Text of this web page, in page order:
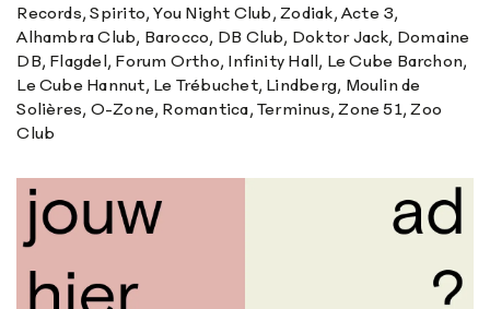
Records, Spirito, You Night Club, Zodiak, Acte 3,
Alhambra Club, Barocco, DB Club, Doktor Jack, Domaine
DB, Flagdel, Forum Ortho, Infinity Hall, Le Cube Barchon,
Le Cube Hannut, Le Trébuchet, Lindberg, Moulin de
Solières, O-Zone, Romantica, Terminus, Zone 51, Zoo
Club